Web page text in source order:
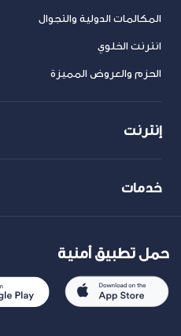
المكالمات الدولية والتجوال
انترنت الخلوي
الحزم والعروض المميزة
إنترنت
خدمات
حمل تطبيق أمنية